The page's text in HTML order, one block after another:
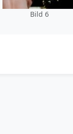
Bild 6